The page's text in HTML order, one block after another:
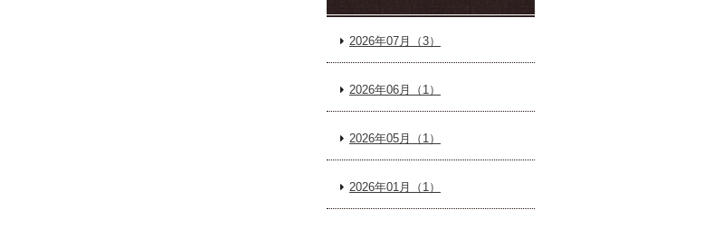
2026年07月（3）
2026年06月（1）
2026年05月（1）
2026年01月（1）